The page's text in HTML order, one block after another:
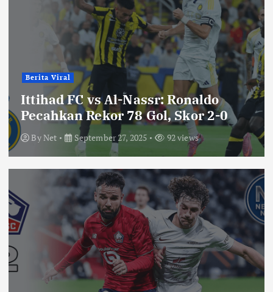
Berita Viral
Ittihad FC vs Al-Nassr: Ronaldo
Pecahkan Rekor 78 Gol, Skor 2-0
ByNet September 27, 2025 92 views